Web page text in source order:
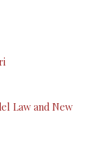
Law and New